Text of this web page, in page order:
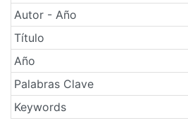
Autor - Año
Título
Año
Palabras Clave
Keywords